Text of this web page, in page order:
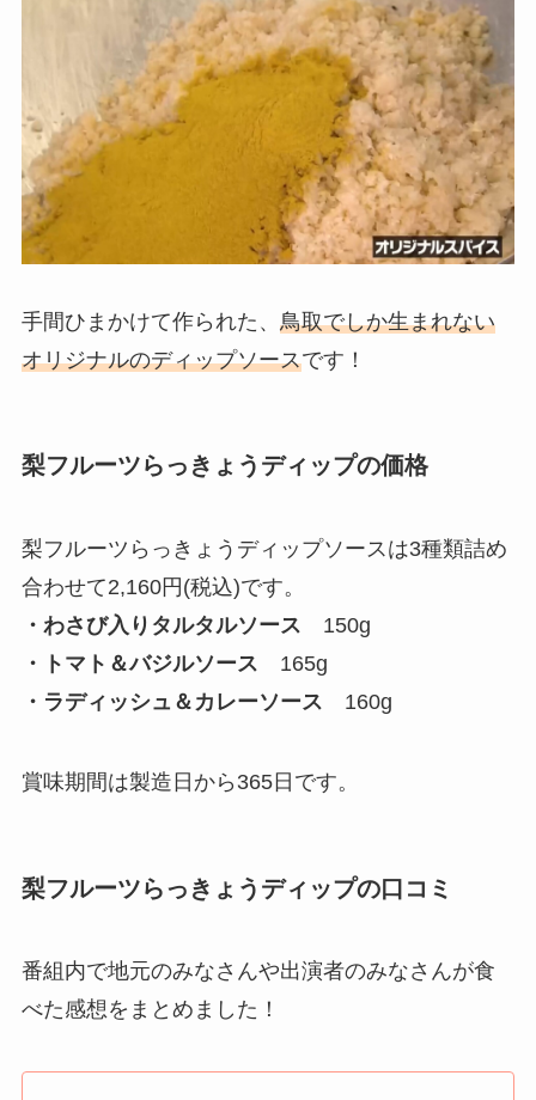
手間ひまかけて作られた、 鳥取でしか生まれない
オリジナルのディップソースです！
梨フルーツらっきょうディップの価格
梨フルーツらっきょうディップソースは3種類詰め
合わせて2,160円(税込)です。
・わさび入りタルタルソース 150g
・トマト＆バジルソース 165g
・ラディッシュ＆カレーソース 160g
賞味期間は製造日から365日です。
梨フルーツらっきょうディップの口コミ
番組内で地元のみなさんや出演者のみなさんが食
べた感想をまとめました！